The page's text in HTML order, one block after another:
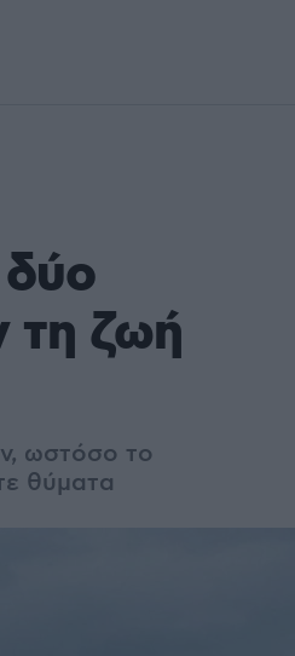
τη ζωή
ωστόσο το
θύματα